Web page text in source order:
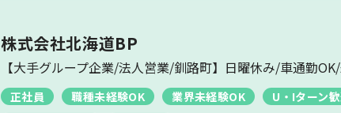
株式会社北海道BP
【大手グループ企業/法人営業/釧路町】日曜休み/車通勤
正社員 職種未経験OK 業界未経験OK U・Iターン